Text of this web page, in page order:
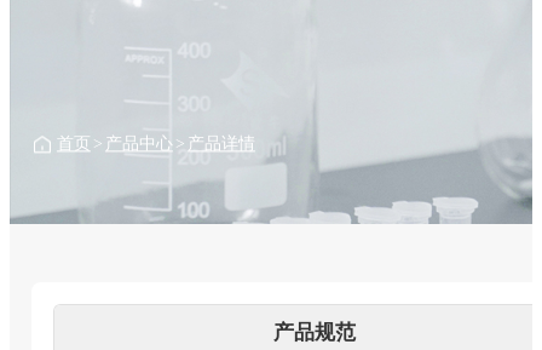
首页 > 产品中心 > 产品详情
产品规范